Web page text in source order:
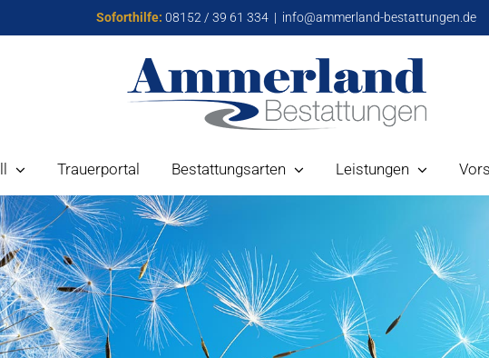
Soforthilfe: 08152 / 39 61 334 | info@ammerland-bestattungen.de
Trauerportal Bestattungsarten Leistungen